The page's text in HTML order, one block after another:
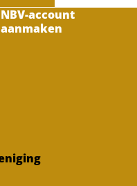
NBV-account
aanmaken